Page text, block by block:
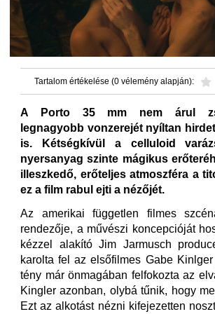
Tartalom értékelése (0 vélemény alapján):
A Porto 35 mm nem árul
legnagyobb vonzerejét nyíltan
is. Kétségkívül a celluloid
nyersanyag szinte mágikus
illeszkedő, erőteljes atmoszféra a
ez a film rabul ejti a nézőjét.
Az amerikai független filmes
rendezője, a művészi koncepcióját
kézzel alakító Jim Jarmusch
karolta fel az elsőfilmes Gabe
tény már önmagában felfokozta az
Kingler azonban, olybá tűnik, hogy
Ezt az alkotást nézni kifejezetten